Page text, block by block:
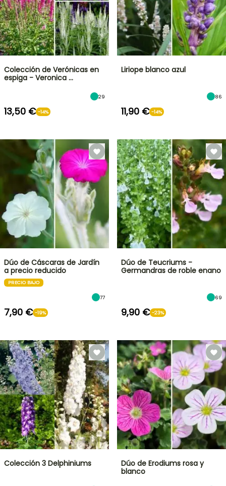
Colección de Verónicas en
espiga - Veronica …
29
13,50 € -14%
Liriope blanco azul
86
11,90 € -14%
Dúo de Cáscaras de Jardín
a precio reducido
PRECIO BAJO
77
7,90 € -19%
Dúo de Teucriums -
Germandras de roble enano
69
9,90 € -23%
Colección 3 Delphiniums
Dúo de Erodiums rosa y
blanco